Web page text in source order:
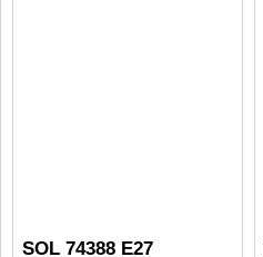
SOL 74388 E27